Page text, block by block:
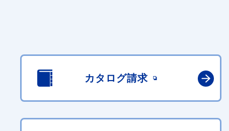
カタログ請求